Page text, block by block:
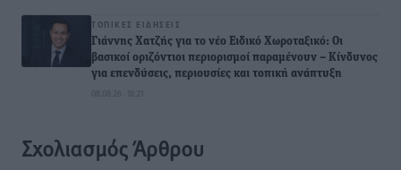
ΤΟΠΙΚΈΣ ΕΙΔΉΣΕΙΣ
Γιάννης Χατζής για το νέο Ειδικό Χωροταξικό: Οι
βασικοί οριζόντιοι περιορισμοί παραμένουν – Κίνδυνος
για επενδύσεις, περιουσίες και τοπική ανάπτυξη
08.08.26 · 18:21
Σχολιασμός Άρθρου